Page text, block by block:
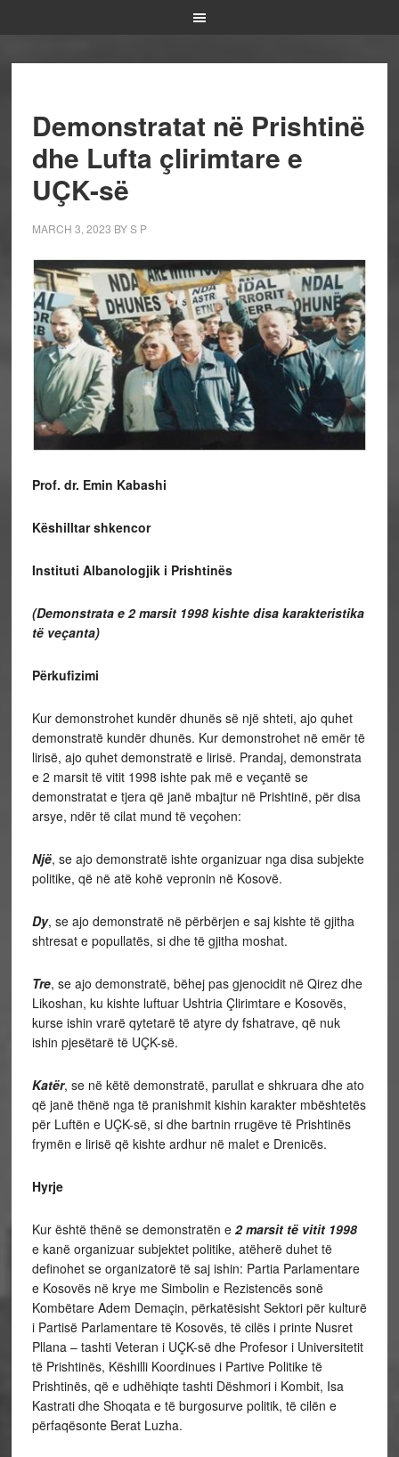
Demonstratat në Prishtinë
dhe Lufta çlirimtare e
UÇK-së
MARCH 3, 2023 BYS P
Prof. dr. Emin Kabashi
Këshilltar shkencor
Instituti Albanologjik i Prishtinës
(Demonstrata e 2 marsit 1998 kishte disa karakteristika
të veçanta)
Përkufizimi
Kur demonstrohet kundër dhunës së një shteti, ajo quhet
demonstratë kundër dhunës. Kur demonstrohet në emër të
lirisë, ajo quhet demonstratë e lirisë. Prandaj, demonstrata
e 2 marsit të vitit 1998 ishte pak më e veçantë se
demonstratat e tjera që janë mbajtur në Prishtinë, për disa
arsye, ndër të cilat mund të veçohen:
Një, se ajo demonstratë ishte organizuar nga disa subjekte
politike, që në atë kohë vepronin në Kosovë.
Dy, se ajo demonstratë në përbërjen e saj kishte të gjitha
shtresat e popullatës, si dhe të gjitha moshat.
Tre, se ajo demonstratë, bëhej pas gjenocidit në Qirez dhe
Likoshan, ku kishte luftuar Ushtria Çlirimtare e Kosovës,
kurse ishin vrarë qytetarë të atyre dy fshatrave, që nuk
ishin pjesëtarë të UÇK-së.
Katër, se në këtë demonstratë, parullat e shkruara dhe ato
që janë thënë nga të pranishmit kishin karakter mbështetës
për Luftën e UÇK-së, si dhe bartnin rrugëve të Prishtinës
frymën e lirisë që kishte ardhur në malet e Drenicës.
Hyrje
Kur është thënë se demonstratën e 2 marsit të vitit 1998
e kanë organizuar subjektet politike, atëherë duhet të
definohet se organizatorë të saj ishin: Partia Parlamentare
e Kosovës në krye me Simbolin e Rezistencës sonë
Kombëtare Adem Demaçin, përkatësisht Sektori për kulturë
i Partisë Parlamentare të Kosovës, të cilës i printe Nusret
Pllana – tashti Veteran i UÇK-së dhe Profesor i Universitetit
të Prishtinës, Këshilli Koordinues i Partive Politike të
Prishtinës, që e udhëhiqte tashti Dëshmori i Kombit, Isa
Kastrati dhe Shoqata e të burgosurve politik, të cilën e
përfaqësonte Berat Luzha.